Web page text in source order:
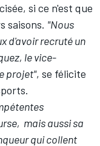
si ce n'est que
saisons. "Nous
d'avoir recruté un
le vice-
projet", se félicite
mais aussi sa
qui collent